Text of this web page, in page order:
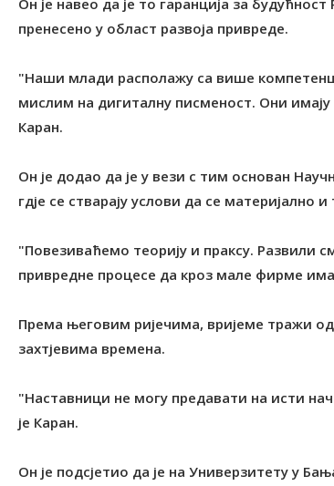
Он је навео да је то гаранција за
пренесено у област развоја привреде.
"Наши млади располажу са више
мислим на дигиталну писменост. Они
Каран.
Он је додао да је у вези с тим основан
гдје се стварају услови да се материјално
"Повезиваћемо теорију и праксу. Развили
привредне процесе да кроз мале фирме
Према његовим ријечима, вријеме тражи
захтјевима времена.
"Наставници не могу предавати на исти
је Каран.
Он је подсјетио да је на Универзитету у